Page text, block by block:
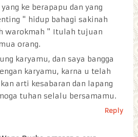
ke berapapu dan yang
" hidup bahagi sakinah
warokmah " Itulah tujuan
orang.
karyamu, dan saya bangga
karyamu, karna u telah
arti kesabaran dan lapang
tuhan selalu bersamamu.
Reply